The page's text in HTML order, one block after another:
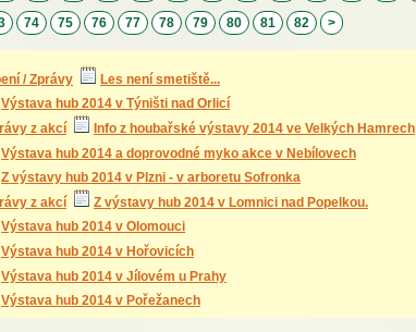
74 75 76 77 78 79 80 81 82 >
/ Zprávy
Les není smetiště...
Výstava hub 2014 v Týništi nad Orlicí
z akcí
Info z houbařské výstavy 2014 ve Velkých Hamrech
Výstava hub 2014 a doprovodné myko akce v Nebílovech
Z výstavy hub 2014 v Plzni - v arboretu Sofronka
z akcí
Z výstavy hub 2014 v Lomnici nad Popelkou.
Výstava hub 2014 v Olomouci
Výstava hub 2014 v Hořovicích
Výstava hub 2014 v Jílovém u Prahy
Výstava hub 2014 v Pořežanech